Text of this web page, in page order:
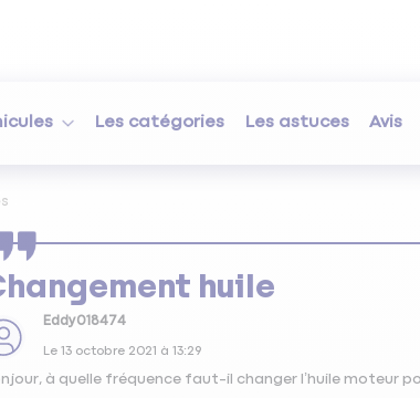
Les catégories Les astuces Avis
huile
Eddy018474
Le 13 octobre 2021 à 13:29
à quelle fréquence faut-il changer l’huile moteur